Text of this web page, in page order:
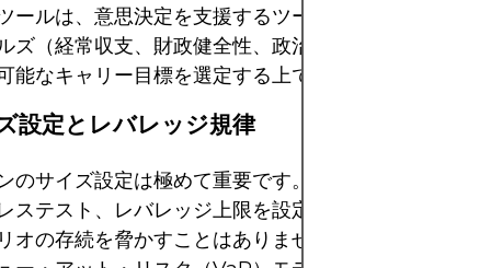
ールは、意思決定を支援するツールとなります。通
ズ（経常収支、財政健全性、政治の安定性）を評価
能なキャリー目標を選定する上で重要です。
設定とレバレッジ規律
のサイズ設定は極めて重要です。適切なエクスポー
ステスト、レバレッジ上限を設定することで、不利
オの存続を脅かすことはありません。リスク・パリ